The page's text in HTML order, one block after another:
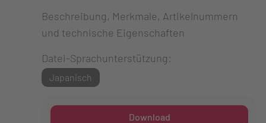
Beschreibung, Merkmale, Artikelnummern
und technische Eigenschaften
Datei-Sprachunterstützung:
Japanisch
Download